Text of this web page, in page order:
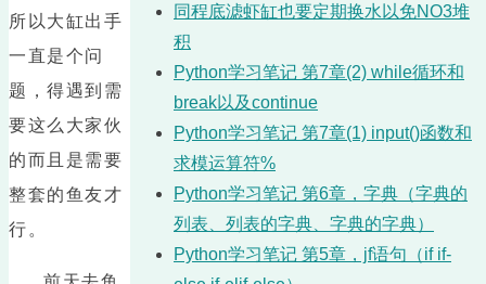
所以大缸出手
一直是个问
题，得遇到需
要这么大家伙
的而且是需要
整套的鱼友才
行。
同程底滤虾缸也要定期换水以免NO3堆
积
Python学习笔记 第7章(2) while循环和
break以及continue
Python学习笔记 第7章(1) input()函数和
求模运算符%
Python学习笔记 第6章，字典（字典的
列表、列表的字典、字典的字典）
Python学习笔记 第5章，jf语句（if if-